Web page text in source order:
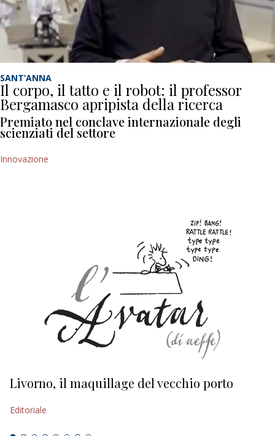
SANT’ANNA
Il corpo, il tatto e il robot: il professor
Bergamasco apripista della ricerca
Premiato nel conclave internazionale degli
scienziati del settore
Innovazione
Livorno, il maquillage del vecchio porto
Editoriale